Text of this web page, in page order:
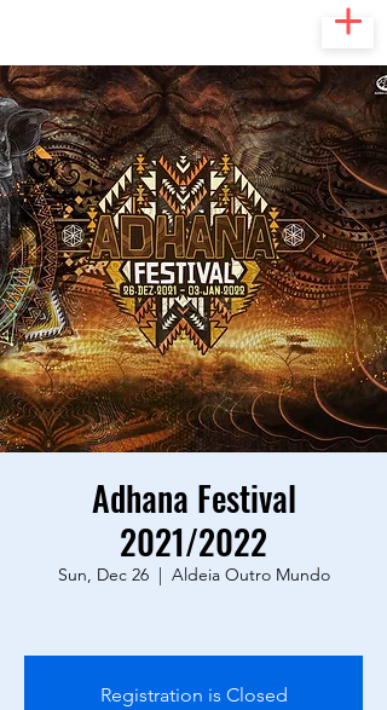
Adhana Festival
2021/2022
Sun, Dec 26
  |
Aldeia Outro Mundo
Registration is Closed